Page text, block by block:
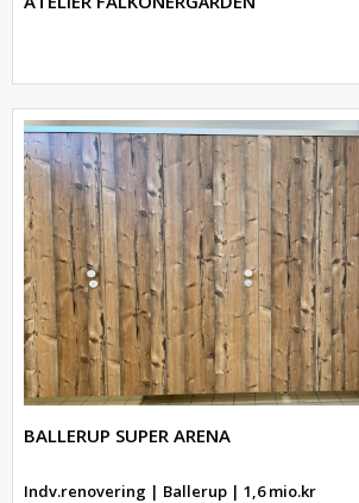
BALLERUP SUPER ARENA
Indv.renovering | Ballerup | 1,6 mio.kr